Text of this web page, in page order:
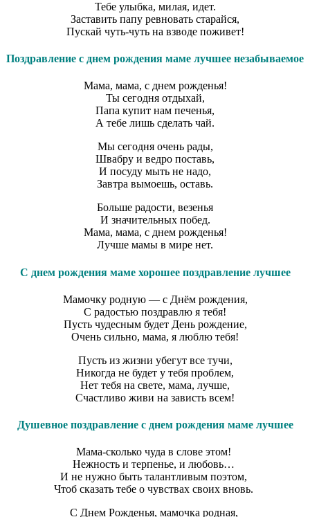
Тебе улыбка, милая, идет.
Заставить папу ревновать старайся,
Пускай чуть-чуть на взводе поживет!
Поздравление с днем рождения маме лучшее незабываемое
Мама, мама, с днем рожденья!
Ты сегодня отдыхай,
Папа купит нам печенья,
А тебе лишь сделать чай.
Мы сегодня очень рады,
Швабру и ведро поставь,
И посуду мыть не надо,
Завтра вымоешь, оставь.
Больше радости, везенья
И значительных побед.
Мама, мама, с днем рожденья!
Лучше мамы в мире нет.
С днем рождения маме хорошее поздравление лучшее
Мамочку родную — с Днём рождения,
С радостью поздравлю я тебя!
Пусть чудесным будет День рождение,
Очень сильно, мама, я люблю тебя!
Пусть из жизни убегут все тучи,
Никогда не будет у тебя проблем,
Нет тебя на свете, мама, лучше,
Счастливо живи на зависть всем!
Душевное поздравление с днем рождения маме лучшее
Мама-сколько чуда в слове этом!
Нежность и терпенье, и любовь…
И не нужно быть талантливым поэтом,
Чтоб сказать тебе о чувствах своих вновь.
С Днем Рожденья, мамочка родная,